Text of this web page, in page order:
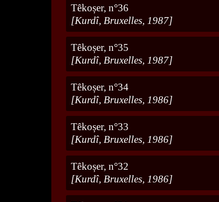
Têkoșer, n°36
[Kurdî, Bruxelles, 1987]
Têkoșer, n°35
[Kurdî, Bruxelles, 1987]
Têkoșer, n°34
[Kurdî, Bruxelles, 1986]
Têkoșer, n°33
[Kurdî, Bruxelles, 1986]
Têkoșer, n°32
[Kurdî, Bruxelles, 1986]